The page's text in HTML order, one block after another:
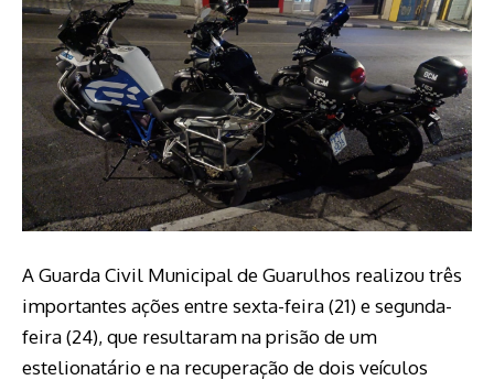
A Guarda Civil Municipal de Guarulhos realizou três
importantes ações entre sexta-feira (21) e segunda-
feira (24), que resultaram na prisão de um
estelionatário e na recuperação de dois veículos